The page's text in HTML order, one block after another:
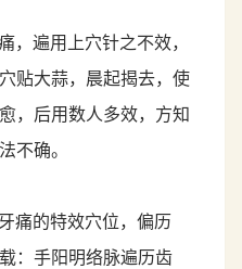
遍用上穴针之不效，
贴大蒜，晨起揭去，使
，后用数人多效，方知
不确。
痛的特效穴位，偏历
：手阳明络脉遍历齿